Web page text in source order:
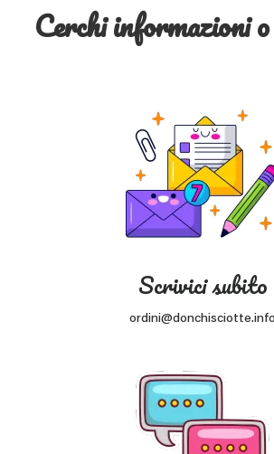
Cerchi informazioni
Scrivici subito
ordini@donchisciotte.info